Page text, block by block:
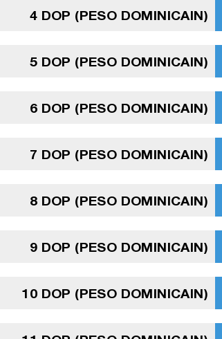
4 DOP (PESO DOMINICAIN)
5 DOP (PESO DOMINICAIN)
6 DOP (PESO DOMINICAIN)
7 DOP (PESO DOMINICAIN)
8 DOP (PESO DOMINICAIN)
9 DOP (PESO DOMINICAIN)
10 DOP (PESO DOMINICAIN)